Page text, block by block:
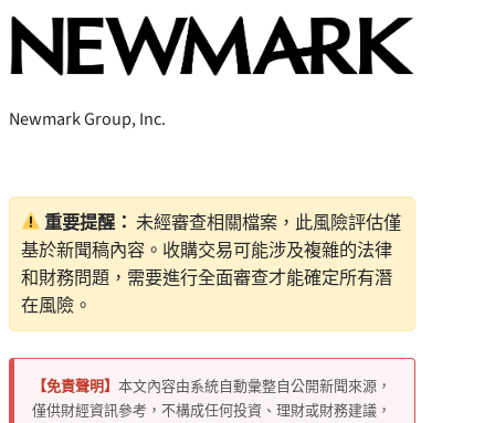
Newmark Group, Inc.
重要提醒： 未經審查相關檔案，此風險評估僅
基於新聞稿內容。收購交易可能涉及複雜的法律
和財務問題，需要進行全面審查才能確定所有潛
在風險。
【免責聲明】 本文內容由系統自動彙整自公開新聞來源，
僅供財經資訊參考，不構成任何投資、理財或財務建議，